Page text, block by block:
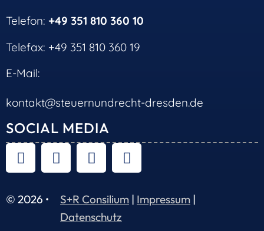
Telefon: +49 351 810 360 10
Telefax: +49 351 810 360 19
E-Mail:
kontakt@steuernundrecht-dresden.de
SOCIAL MEDIA
© 2026 • S+R Consilium | Impressum |
Datenschutz